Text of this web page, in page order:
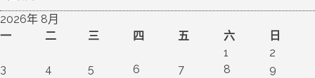
2026年 8月
一
二 三 四 五 六
日
1
2
3
4 5 6 7 8
9